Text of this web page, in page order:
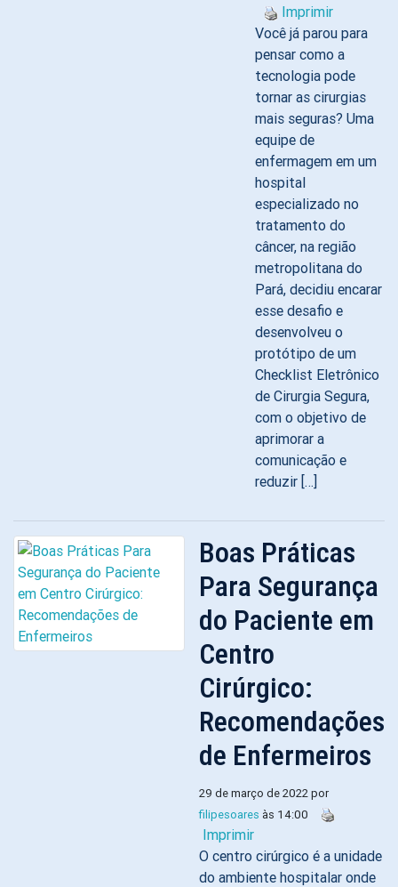
Imprimir
Você já parou para
pensar como a
tecnologia pode
tornar as cirurgias
mais seguras? Uma
equipe de
enfermagem em um
hospital
especializado no
tratamento do
câncer, na região
metropolitana do
Pará, decidiu encarar
esse desafio e
desenvolveu o
protótipo de um
Checklist Eletrônico
de Cirurgia Segura,
com o objetivo de
aprimorar a
comunicação e
reduzir […]
Boas Práticas
Para Segurança
do Paciente em
Centro
Cirúrgico:
Recomendações
de Enfermeiros
29 de março de 2022 por
filipesoares às 14:00
Imprimir
O centro cirúrgico é a unidade
do ambiente hospitalar onde